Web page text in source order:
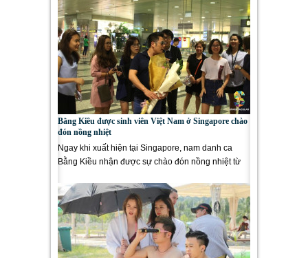
Bằng Kiều được sinh viên Việt Nam ở Singapore chào
đón nồng nhiệt
Ngay khi xuất hiện tại Singapore, nam danh ca
Bằng Kiều nhận được sự chào đón nồng nhiệt từ